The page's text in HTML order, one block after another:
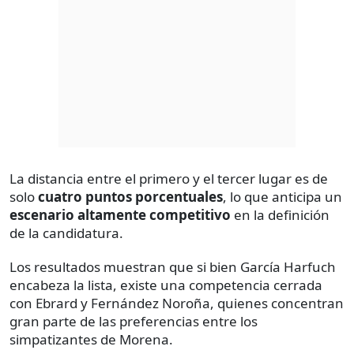
La distancia entre el primero y el tercer lugar es de
solocuatro puntos porcentuales, lo que anticipa un
escenario altamente competitivo en la definición
de la candidatura.
Los resultados muestran que si bien García Harfuch
encabeza la lista, existe una competencia cerrada
con Ebrard y Fernández Noroña, quienes concentran
gran parte de las preferencias entre los
simpatizantes de Morena.